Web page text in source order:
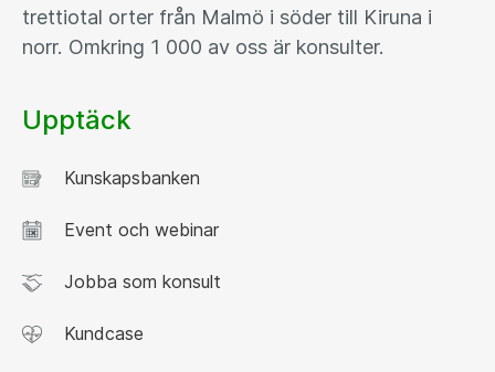
trettiotal orter från Malmö i söder till Kiruna i
norr. Omkring 1 000 av oss är konsulter.
Upptäck
Kunskapsbanken
Event och webinar
Jobba som konsult
Kundcase